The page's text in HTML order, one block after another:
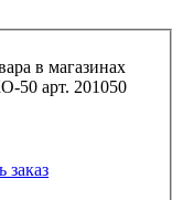
в магазинах
50 арт. 201050
заказ